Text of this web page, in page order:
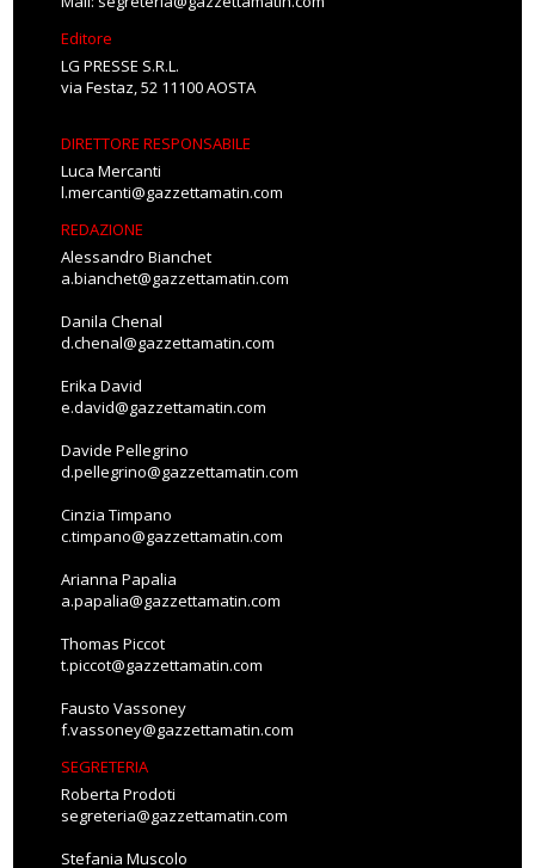
Editore
LG PRESSE S.R.L.
via Festaz, 52 11100 AOSTA
DIRETTORE RESPONSABILE
Luca Mercanti
l.mercanti@gazzettamatin.com
REDAZIONE
Alessandro Bianchet
a.bianchet@gazzettamatin.com
Danila Chenal
d.chenal@gazzettamatin.com
Erika David
e.david@gazzettamatin.com
Davide Pellegrino
d.pellegrino@gazzettamatin.com
Cinzia Timpano
c.timpano@gazzettamatin.com
Arianna Papalia
a.papalia@gazzettamatin.com
Thomas Piccot
t.piccot@gazzettamatin.com
Fausto Vassoney
f.vassoney@gazzettamatin.com
SEGRETERIA
Roberta Prodoti
segreteria@gazzettamatin.com
Stefania Muscolo